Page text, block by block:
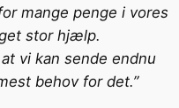
mange penge i vores
stor hjælp.
vi kan sende endnu
behov for det.”